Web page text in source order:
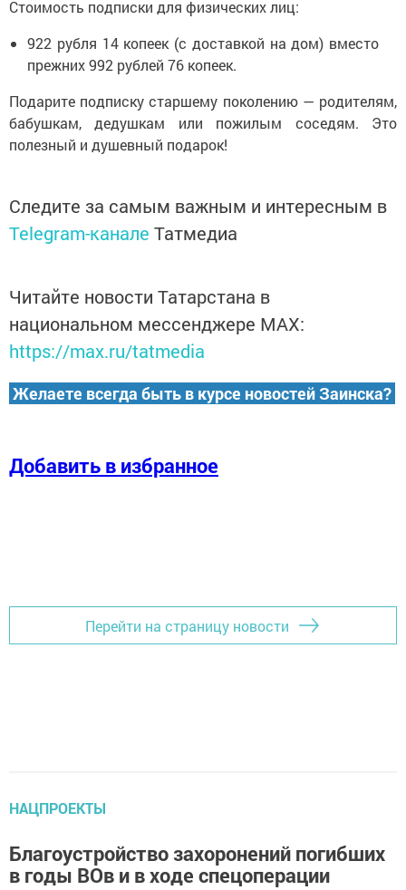
Стоимость подписки для физических лиц:
922 рубля 14 копеек (с доставкой на дом) вместо
прежних 992 рублей 76 копеек.
Подарите подписку старшему поколению — родителям,
бабушкам, дедушкам или пожилым соседям. Это
полезный и душевный подарок!
Следите за самым важным и интересным в
Telegram-канале Татмедиа
Читайте новости Татарстана в
национальном мессенджере MАХ:
https://max.ru/tatmedia
Желаете всегда быть в курсе новостей Заинска?
Добавить в избранное
Перейти на страницу новости
НАЦПРОЕКТЫ
Благоустройство захоронений погибших
в годы ВОв и в ходе спецоперации